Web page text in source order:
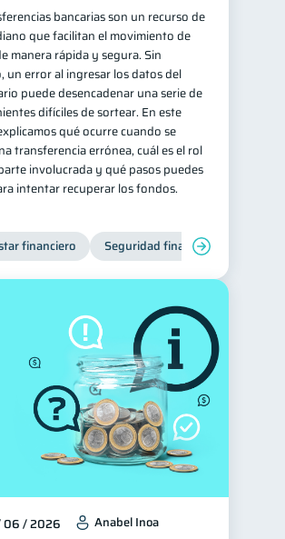
bancarias son un recurso de
que facilitan el movimiento de
manera rápida y segura. Sin
un error al ingresar los datos del
puede desencadenar una serie de
difíciles de sortear. En este
qué ocurre cuando se
transferencia errónea, cuál es el rol
involucrada y qué pasos puedes
intentar recuperar los fondos.
financiero Seguridad financiera
06 / 2026 Anabel Inoa